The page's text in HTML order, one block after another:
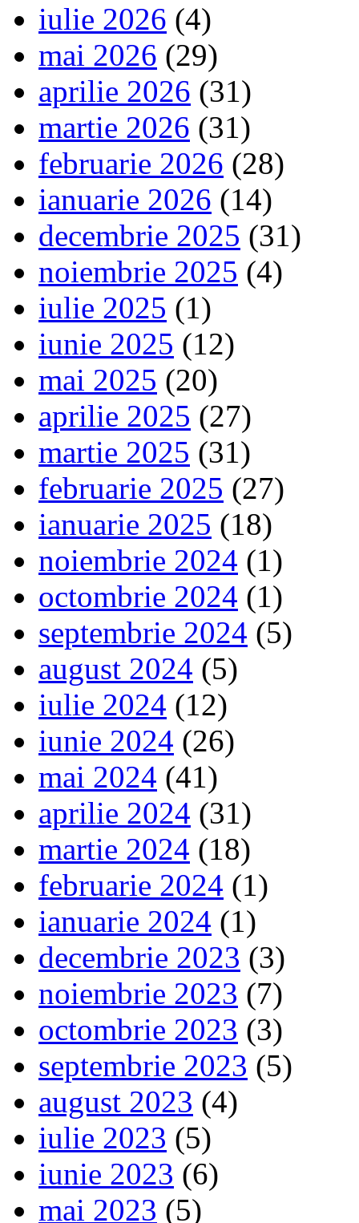
iulie 2026 (4)
mai 2026 (29)
aprilie 2026 (31)
martie 2026 (31)
februarie 2026 (28)
ianuarie 2026 (14)
decembrie 2025 (31)
noiembrie 2025 (4)
iulie 2025 (1)
iunie 2025 (12)
mai 2025 (20)
aprilie 2025 (27)
martie 2025 (31)
februarie 2025 (27)
ianuarie 2025 (18)
noiembrie 2024 (1)
octombrie 2024 (1)
septembrie 2024 (5)
august 2024 (5)
iulie 2024 (12)
iunie 2024 (26)
mai 2024 (41)
aprilie 2024 (31)
martie 2024 (18)
februarie 2024 (1)
ianuarie 2024 (1)
decembrie 2023 (3)
noiembrie 2023 (7)
octombrie 2023 (3)
septembrie 2023 (5)
august 2023 (4)
iulie 2023 (5)
iunie 2023 (6)
mai 2023 (5)